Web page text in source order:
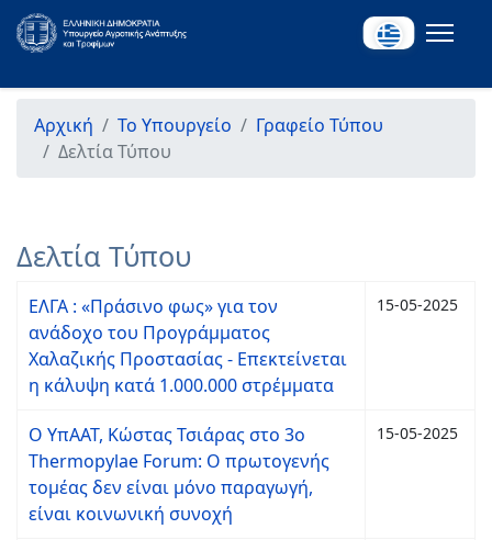
Αρχική Το Υπουργείο
Γραφείο Τύπου
Δελτία Τύπου
Δελτία Τύπου
ΕΛΓΑ : «Πράσινο φως» για τον
ανάδοχο του Προγράμματος
Χαλαζικής Προστασίας - Επεκτείνεται
η κάλυψη κατά 1.000.000 στρέμματα
15-05-2025
Ο ΥπΑΑΤ, Κώστας Τσιάρας στο 3ο
Thermopylae Forum: Ο πρωτογενής
τομέας δεν είναι μόνο παραγωγή,
είναι κοινωνική συνοχή
15-05-2025